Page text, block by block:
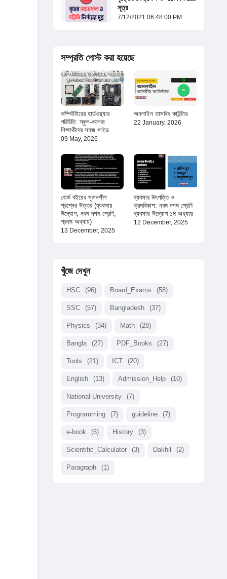
সূত্র
7/12/2021 06:48:00 PM
সম্প্রতি পোস্ট করা হয়েছে
কম্পিউটারের হার্ডওয়্যার
পরিচিতি: স্কুল-কলেজ
শিক্ষার্থীদের সহজ গাইড
09 May, 2026
অনলাইন তাসবিহ কাউন্টার
22 January, 2026
বোর্ড বইয়ের সৃজনশীল
প্রশ্নের উত্তর (ব্যবসায়
উদ্যোগ, নবম-দশম শ্রেণি,
প্রথম অধ্যায়)
13 December, 2025
ব্যবসার উৎপত্তি ও
ক্রমবিকাশ: নবম দশম শ্রেণি
ব্যবসায় উদ্যোগ ১ম অধ্যায়
12 December, 2025
খুঁজে দেখুন
HSC (96) Board_Exams (58)
SSC (57) Bangladesh (37)
Physics (34) Math (28)
Bangla (27) PDF_Books (27)
Tools (21) ICT (20)
English (13) Admission_Help (10)
National-University (7)
Programming (7) guideline (7)
e-book (6) History (3)
Scientific_Calculator (3) Dakhil (2)
Paragraph (1)